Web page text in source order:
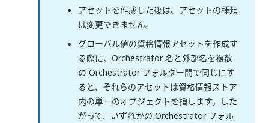
アセットを作成した後は、アセットの種類
は変更できません。
グローバル値の資格情報アセットを作成す
る際に、Orchestrator 名と外部名を複数
の Orchestrator フォルダー間で同じにす
ると、それらのアセットは資格情報ストア
内の単一のオブジェクトを指します。した
がって、いずれかの Orchestrator フォル